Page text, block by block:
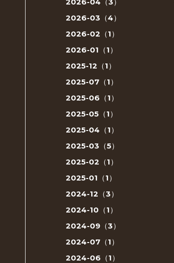
2026-03（4）
2026-02（1）
2026-01（1）
2025-12（1）
2025-07（1）
2025-06（1）
2025-05（1）
2025-04（1）
2025-03（5）
2025-02（1）
2025-01（1）
2024-12（3）
2024-10（1）
2024-09（3）
2024-07（1）
2024-06（1）